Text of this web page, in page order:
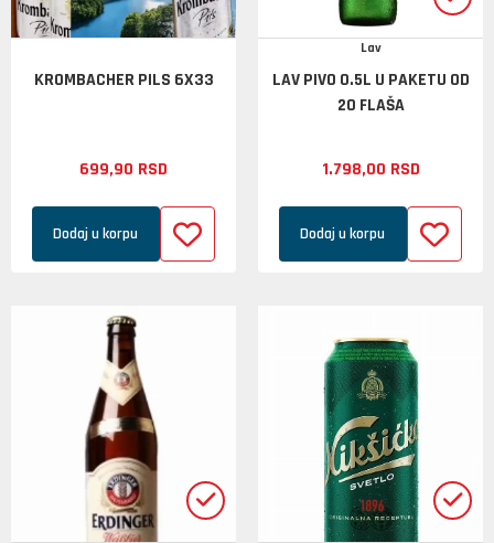
KROMBACHER PILS 6X33
699,90 RSD
Dodaj u korpu
Lav
LAV PIVO 0.5L U PAKETU OD
20 FLAŠA
1.798,00 RSD
Dodaj u korpu